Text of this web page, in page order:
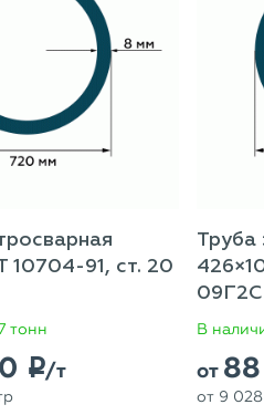
10704-91, ст. 20
тонн
p/т
Труба
09Г2С
В
от
от 9 028